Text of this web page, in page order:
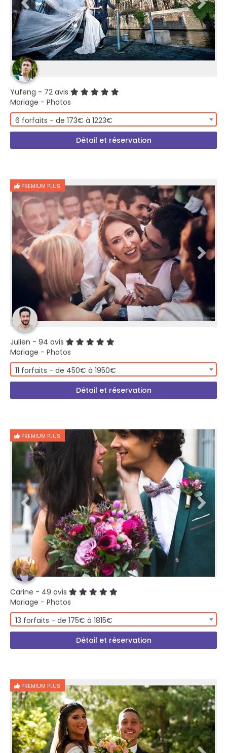
Yufeng - 72 avis
Mariage - Photos
6 forfaits - de 173€ à 1223€
Détail et réservation
PREMIUM PLUS
Julien - 94 avis
Mariage - Photos
11 forfaits - de 450€ à 1950€
Détail et réservation
PREMIUM PLUS
Carine - 49 avis
Mariage - Photos
13 forfaits - de 175€ à 1815€
Détail et réservation
PREMIUM PLUS